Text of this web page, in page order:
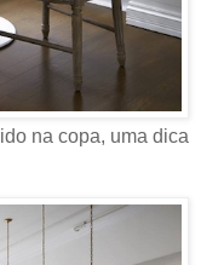
na copa, uma dica